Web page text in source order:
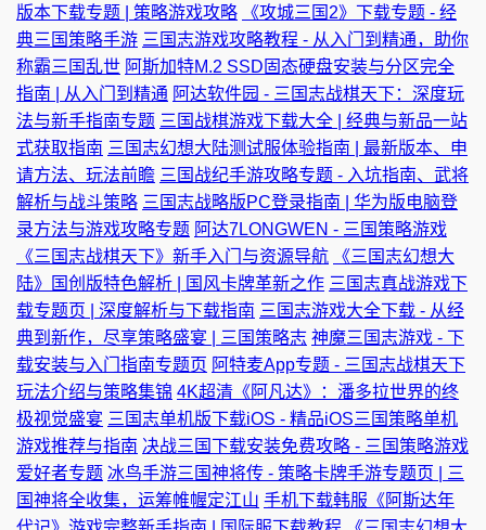
版本下载专题 | 策略游戏攻略
《攻城三国2》下载专题 - 经
典三国策略手游 三国志游戏攻略教程 - 从入门到精通，助你
称霸三国乱世 阿斯加特M.2 SSD固态硬盘安装与分区完全
指南 | 从入门到精通 阿达软件园 - 三国志战棋天下：深度玩
法与新手指南专题 三国战棋游戏下载大全 | 经典与新品一站
式获取指南 三国志幻想大陆测试服体验指南 | 最新版本、申
请方法、玩法前瞻 三国战纪手游攻略专题 - 入坑指南、武将
解析与战斗策略 三国志战略版PC登录指南 | 华为版电脑登
录方法与游戏攻略专题 阿达7LONGWEN - 三国策略游戏
《三国志战棋天下》新手入门与资源导航
《三国志幻想大
陆》国创版特色解析 | 国风卡牌革新之作 三国志真战游戏下
载专题页 | 深度解析与下载指南 三国志游戏大全下载 - 从经
典到新作，尽享策略盛宴 | 三国策略志 神魔三国志游戏 - 下
载安装与入门指南专题页 阿特麦App专题 - 三国志战棋天下
玩法介绍与策略集锦 4K超清《阿凡达》：潘多拉世界的终
极视觉盛宴 三国志单机版下载iOS - 精品iOS三国策略单机
游戏推荐与指南 决战三国下载安装免费攻略 - 三国策略游戏
爱好者专题 冰鸟手游三国神将传 - 策略卡牌手游专题页 | 三
国神将全收集，运筹帷幄定江山 手机下载韩服《阿斯达年